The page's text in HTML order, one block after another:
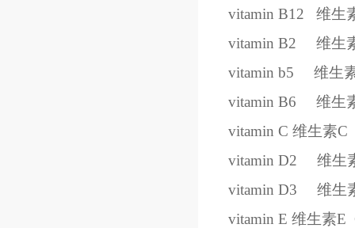
vitamin B12
维生
vitamin B2
维生
vitamin b5
维生
vitamin B6
维生
vitamin C 维生素C
vitamin D2
维生
vitamin D3
维生
vitamin E 维生素E